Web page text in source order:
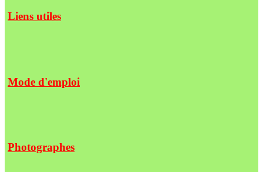
Liens utiles
Mode d'emploi
Photographes